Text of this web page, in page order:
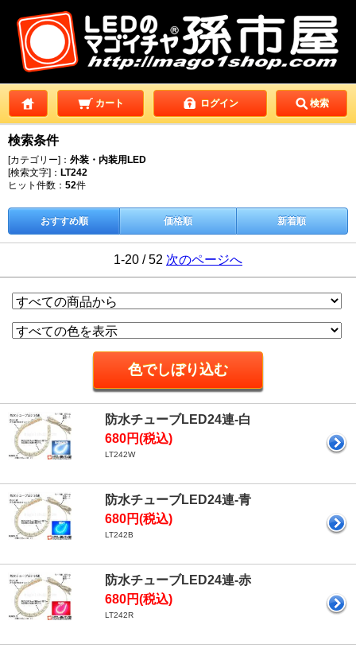
カート ログイン 検索
検索条件
[カテゴリー]： 外装・内装用LED
[検索文字]： LT242
ヒット件数： 52件
おすすめ順 価格順 新着順
1-20 / 52 次のページへ
防水チューブLED24連-白
680円(税込)
LT242W
防水チューブLED24連-青
680円(税込)
LT242B
防水チューブLED24連-赤
680円(税込)
LT242R